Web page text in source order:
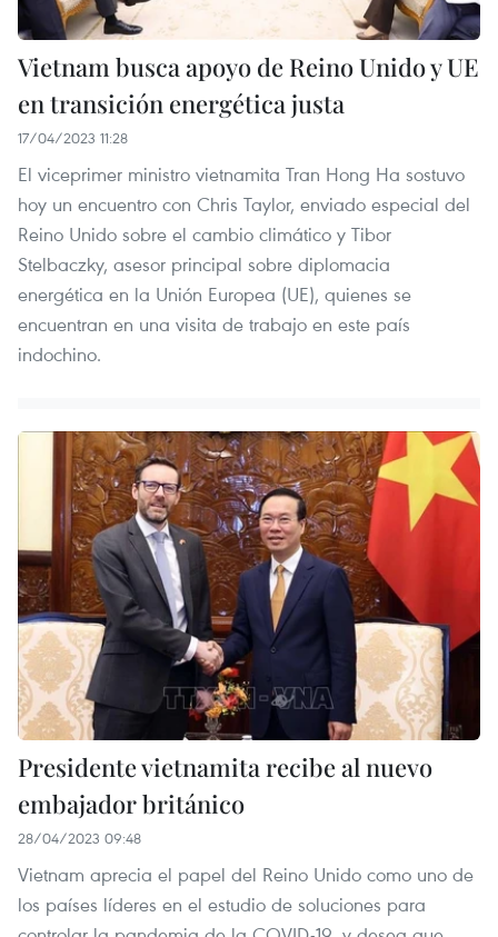
Vietnam busca apoyo de Reino Unido y UE
en transición energética justa
17/04/2023 11:28
El viceprimer ministro vietnamita Tran Hong Ha sostuvo
hoy un encuentro con Chris Taylor, enviado especial del
Reino Unido sobre el cambio climático y Tibor
Stelbaczky, asesor principal sobre diplomacia
energética en la Unión Europea (UE), quienes se
encuentran en una visita de trabajo en este país
indochino.
Presidente vietnamita recibe al nuevo
embajador británico
28/04/2023 09:48
Vietnam aprecia el papel del Reino Unido como uno de
los países líderes en el estudio de soluciones para